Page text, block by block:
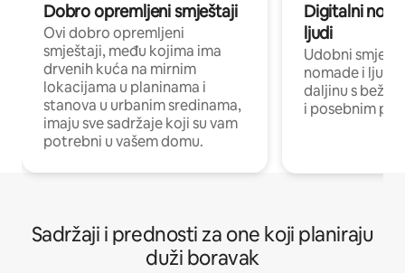
Dobro opremljeni smještaji
Ovi dobro opremljeni
smještaji, među kojima ima
drvenih kuća na mirnim
lokacijama u planinama i
stanova u urbanim sredinama,
imaju sve sadržaje koji su vam
potrebni u vašem domu.
Digitalni
ljudi
Udobni
nomade i ljude
daljinu s
i posebnim
Sadržaji i prednosti za one koji planiraju
duži boravak